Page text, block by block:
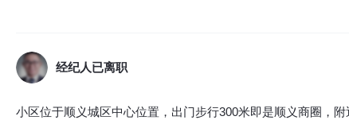
经纪人已离职
小区位于顺义城区中心位置，出门步行300米即是顺义商圈，